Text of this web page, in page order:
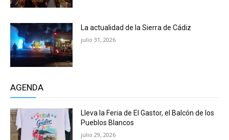
La actualidad de la Sierra de Cádiz
julio 31, 2026
AGENDA
Lleva la Feria de El Gastor, el Balcón de los
Pueblos Blancos
julio 29, 2026